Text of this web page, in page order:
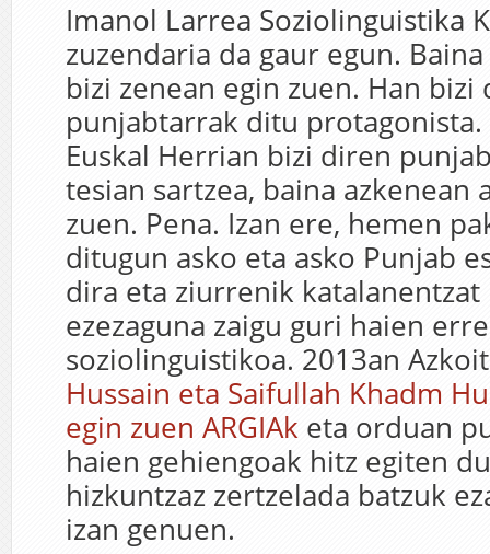
Imanol Larrea Soziolinguistika
zuzendaria da gaur egun.
bizi zenean egin zuen. Han bizi
punjabtarrak ditu protagonista.
Euskal Herrian bizi diren
tesian sartzea, baina azkenean
zuen. Pena. Izan ere, hemen
ditugun asko eta asko Punjab
dira eta ziurrenik katalanentzat
ezezaguna zaigu guri haien
soziolinguistikoa. 2013an
Hussain eta Saifullah Khadm
egin zuen ARGIAk eta orduan
haien gehiengoak hitz egiten
hizkuntzaz zertzelada batzuk
izan genuen.